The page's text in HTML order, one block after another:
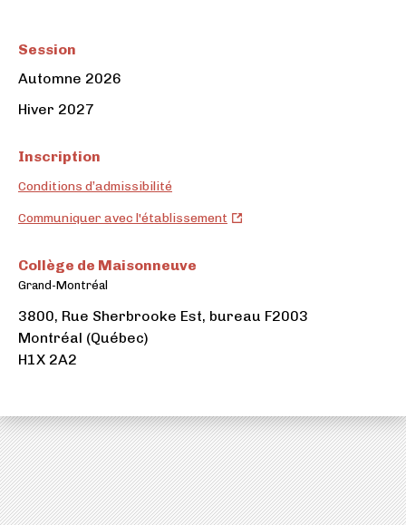
Session
Automne 2026
Hiver 2027
Inscription
Conditions d’admissibilité
Communiquer avec l'établissement Collège
un
Collège de Maisonneuve
Grand-Montréal
3800, Rue Sherbrooke Est, bureau F2003
Montréal (Québec)
H1X 2A2